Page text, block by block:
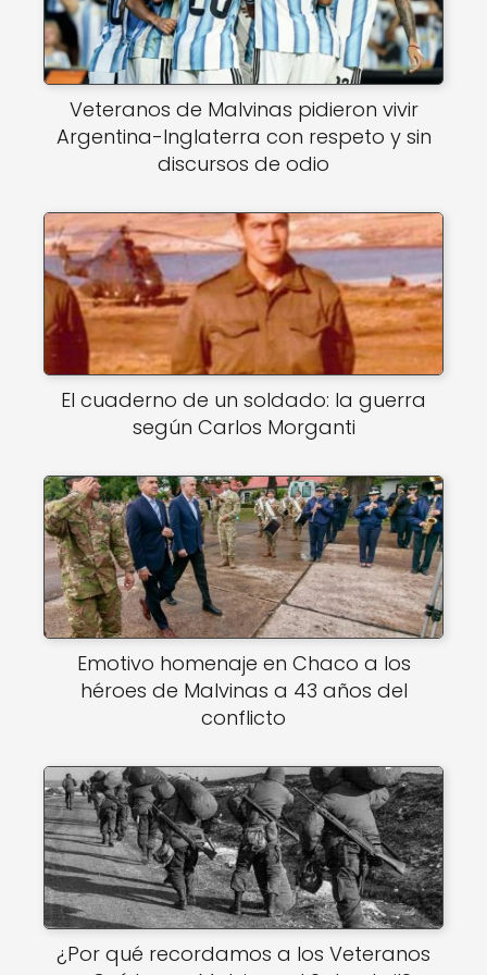
Veteranos de Malvinas pidieron vivir
Argentina-Inglaterra con respeto y sin
discursos de odio
El cuaderno de un soldado: la guerra
según Carlos Morganti
Emotivo homenaje en Chaco a los
héroes de Malvinas a 43 años del
conflicto
¿Por qué recordamos a los Veteranos